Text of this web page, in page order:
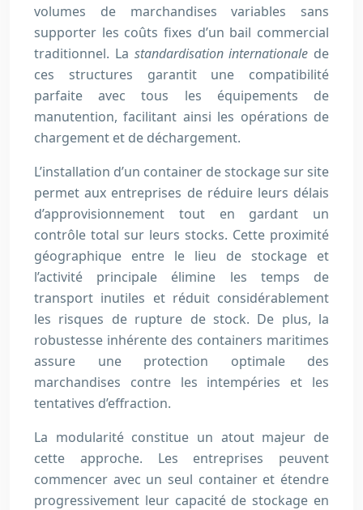
volumes de marchandises variables sans
supporter les coûts fixes d’un bail commercial
traditionnel. La standardisation internationale de
ces structures garantit une compatibilité
parfaite avec tous les équipements de
manutention, facilitant ainsi les opérations de
chargement et de déchargement.
L’installation d’un container de stockage sur site
permet aux entreprises de réduire leurs délais
d’approvisionnement tout en gardant un
contrôle total sur leurs stocks. Cette proximité
géographique entre le lieu de stockage et
l’activité principale élimine les temps de
transport inutiles et réduit considérablement
les risques de rupture de stock. De plus, la
robustesse inhérente des containers maritimes
assure une protection optimale des
marchandises contre les intempéries et les
tentatives d’effraction.
La modularité constitue un atout majeur de
cette approche. Les entreprises peuvent
commencer avec un seul container et étendre
progressivement leur capacité de stockage en